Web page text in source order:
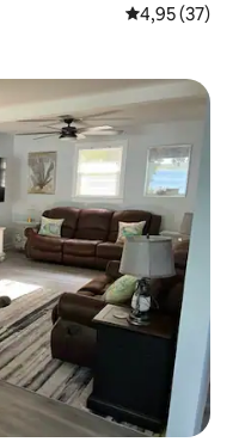
Note
4,95 (37)
plus aimés